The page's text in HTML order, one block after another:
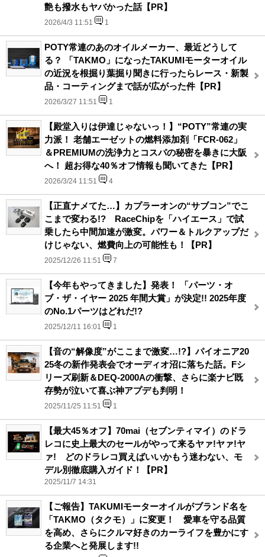
艶も撥水もヤバかった話【PR】
2026/4/3 11:51 1
POTY常連のあのオイルメーカー、最近どうして
る？ 「TAKMO」になったTAKUMIモーターオイル
の近況を根掘り葉掘り聞きに行ったらレース・新製
品・コーティングまで話が広がった件【PR】
2026/3/27 11:51 1
【殿堂入りは伊達じゃないっ！】“POTY”常連の実
力派！ 老舗エーゼットの燃料添加剤「FCR-062」
＆PREMIUMの洗浄力とコスパの秘密を暴きに大阪
へ！ 超お得な40％オフ情報も聞いてきた【PR】
2026/3/24 11:51 4
【正直ナメてた…】カプラーオンの“サブコン”でこ
こまで変わる!? RaceChipを「ハイエース」で試
乗したら中間加速が激変。パワー＆トルクアップだ
けじゃない、燃費向上の可能性も！【PR】
2025/12/26 11:51 7
【今年もやってきました】発表！ 「パーツ・オ
ブ・ザ・イヤー 2025 年間大賞」が決定!! 2025年度
のNo.1パーツはどれだ!?
2025/12/11 16:01 1
【音の“解像度”がここまで激変…!?】パイオニア20
25冬の新作発表会でオーディオ沼に落ちた話。Fシ
リーズ刷新＆DEQ-2000Aの衝撃、さらに楽ナビ既
存勢が泣いて喜ぶ神アプデも判明！
2025/11/25 11:51 1
【最大45％オフ】70mai（セブンティマイ）のドラ
レコに史上最大のセールがやって来るヤァ!ヤァ!ヤ
ァ! どのドラレコ買えばいいかもう迷わない、モ
デル別徹底購入ガイド！【PR】
2025/11/7 14:31
【ご報告】TAKUMIモーターオイルがブランド名を
「TAKMO（タクモ）」に変更！ 愛車を守る品質
を高め、さらにクルマ好きのカーライフを豊かにす
る企業へと発展します!!